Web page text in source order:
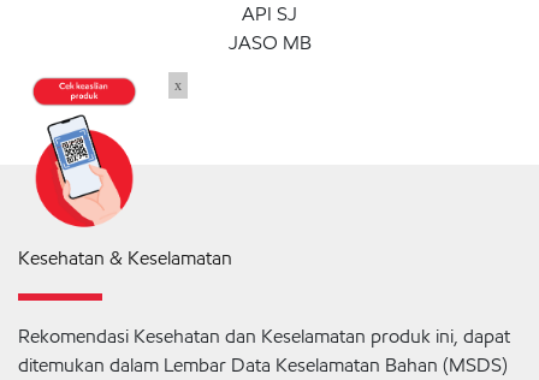
API SJ
JASO MB
Kesehatan & Keselamatan
Rekomendasi Kesehatan dan Keselamatan produk ini, dapat
ditemukan dalam Lembar Data Keselamatan Bahan (MSDS)
x